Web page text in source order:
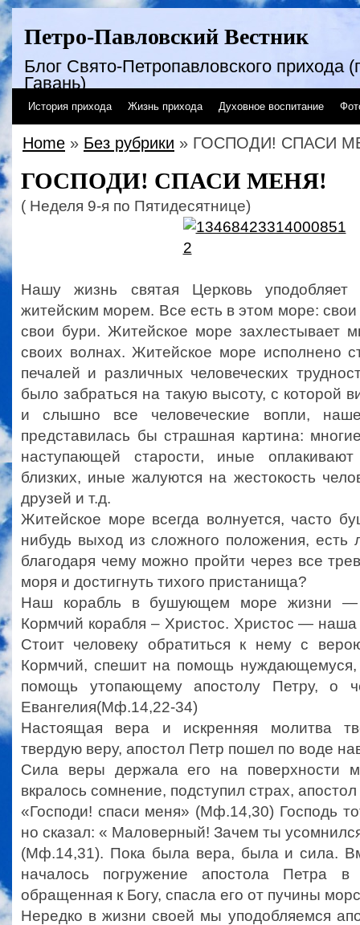
Петро-Павловский Вестник
Блог Свято-Петропавловского прихода
Гавань)
История прихода Жизнь прихода Духовное воспитание
Home » Без рубрики » ГОСПОДИ! СПАСИ
ГОСПОДИ! СПАСИ МЕНЯ!
( Неделя 9-я по Пятидесятнице)
Нашу жизнь святая Церковь
житейским морем. Все есть в этом море:
свои бури. Житейское море захлестывает
своих волнах. Житейское море исполнено
печалей и различных человеческих
было забраться на такую высоту, с которой
и слышно все человеческие вопли,
представилась бы страшная картина:
наступающей старости, иные
близких, иные жалуются на жестокость
друзей и т.д.
Житейское море всегда волнуется, часто
нибудь выход из сложного положения, есть
благодаря чему можно пройти через все
моря и достигнуть тихого пристанища?
Наш корабль в бушующем море жизни —
Кормчий корабля – Христос. Христос — наша
Стоит человеку обратиться к нему с
Кормчий, спешит на помощь нуждающемуся,
помощь утопающему апостолу Петру,
Евангелия(Мф.14,22-34)
Настоящая вера и искренняя молитва
твердую веру, апостол Петр пошел по воде
Сила веры держала его на поверхности
вкралось сомнение, подступил страх,
«Господи! спаси меня» (Мф.14,30) Господь
но сказал: « Маловерный! Зачем ты
(Мф.14,31). Пока была вера, была и сила.
началось погружение апостола Петра
обращенная к Богу, спасла его от пучины
Нередко в жизни своей мы уподобляемся